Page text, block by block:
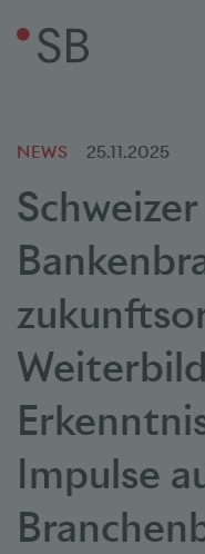
NEWS 25.11.2025
Schweizer
Impulse